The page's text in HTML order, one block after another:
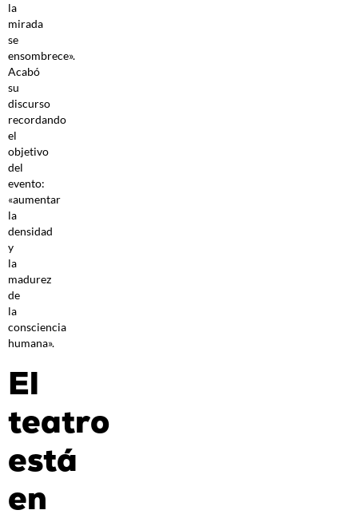
la
mirada
se
ensombrece».
Acabó
su
discurso
recordando
el
objetivo
del
evento:
«aumentar
la
densidad
y
la
madurez
de
la
consciencia
humana».
El
teatro
está
en